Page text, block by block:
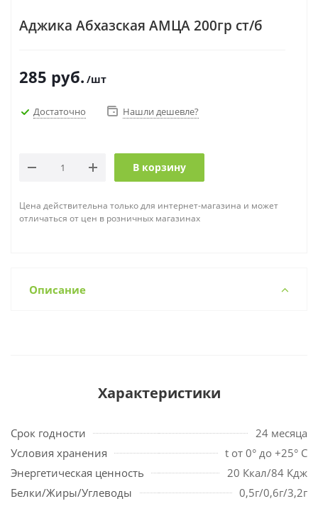
Аджика Абхазская АМЦА 200гр ст/б
285 руб. /шт
Достаточно Нашли дешевле?
В корзину
Цена действительна только для интернет-магазина и может
отличаться от цен в розничных магазинах
Описание
Характеристики
Срок годности
24 месяца
Условия хранения
t от 0° до +25° С
Энергетическая ценность
20 Ккал/84 Кдж
Белки/Жиры/Углеводы
0,5г/0,6г/3,2г